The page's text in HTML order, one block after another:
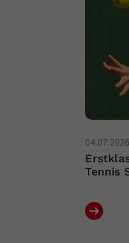
04.07.2026
Tennis